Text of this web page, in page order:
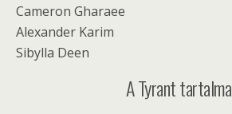
Cameron Gharaee
Alexander Karim
Sibylla Deen
A Tyrant tartalma